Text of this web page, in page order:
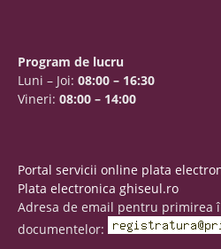
Program de lucru
Luni – Joi: 08:00 – 16:30
Vineri: 08:00 – 14:00
Portal servicii online plata
Plata electronica ghiseul.ro
Adresa de email pentru primirea
documentelor: